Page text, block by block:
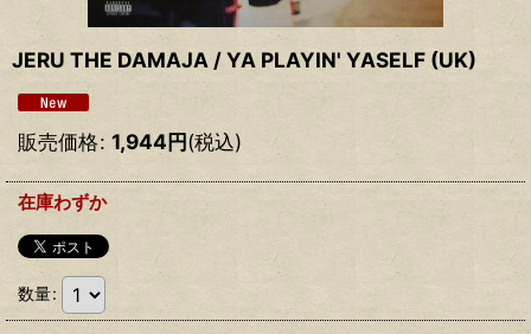
JERU THE DAMAJA / YA PLAYIN' YASELF (UK)
販売価格: 1,944円(税込)
在庫わずか
数量: